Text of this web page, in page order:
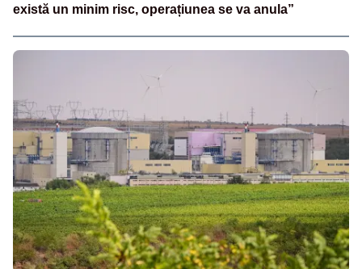
există un minim risc, operațiunea se va anula”